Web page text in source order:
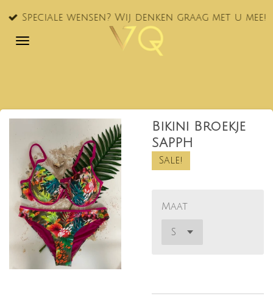
Ga
naar
Speciale wensen? Wij denken graag met u mee!
Bikini Broekje
SAPPH
Sale!
Maat